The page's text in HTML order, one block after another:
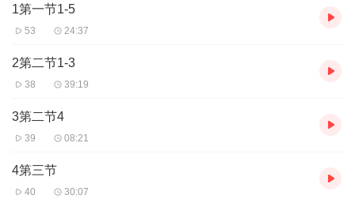
的探索者，都能在这本书中精准地觅得前行的方向与珍贵的指引。
它宛如一座桥梁，轻松引领读者跨越知识的鸿沟，踏上充满惊喜的
化那历久弥新、博大精深的独特魅力，开启一场收获满满的求知之
1第一节1-5
53 24:37
2第二节1-3
38 39:19
3第二节4
39 08:21
4第三节
40 30:07